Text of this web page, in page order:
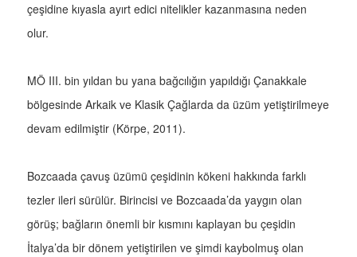
çeşidine kıyasla ayırt edici nitelikler kazanmasına neden
olur.
MÖ III. bin yıldan bu yana bağcılığın yapıldığı Çanakkale
bölgesinde Arkaik ve Klasik Çağlarda da üzüm yetiştirilmeye
devam edilmiştir (Körpe, 2011).
Bozcaada çavuş üzümü çeşidinin kökeni hakkında farklı
tezler ileri sürülür. Birincisi ve Bozcaada’da yaygın olan
görüş; bağların önemli bir kısmını kaplayan bu çeşidin
İtalya’da bir dönem yetiştirilen ve şimdi kaybolmuş olan